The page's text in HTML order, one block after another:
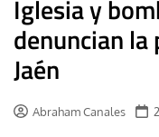
Iglesia y
denuncian la
Jaén
Abraham Canales